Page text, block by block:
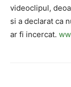
videoclipul,
si a declarat ca
ar fi incercat.